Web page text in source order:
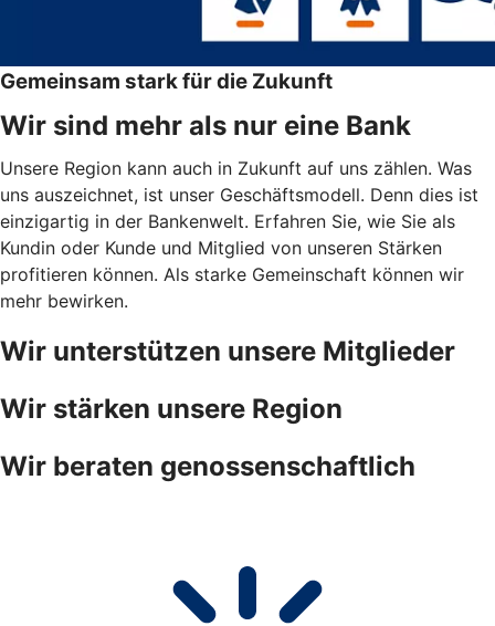
Gemeinsam stark für die Zukunft
Wir sind mehr als nur eine Bank
Unsere Region kann auch in Zukunft auf uns zählen. Was
uns auszeichnet, ist unser Geschäftsmodell. Denn dies ist
einzigartig in der Bankenwelt. Erfahren Sie, wie Sie als
Kundin oder Kunde und Mitglied von unseren Stärken
profitieren können. Als starke Gemeinschaft können wir
mehr bewirken.
Wir unterstützen unsere Mitglieder
Wir stärken unsere Region
Wir beraten genossenschaftlich